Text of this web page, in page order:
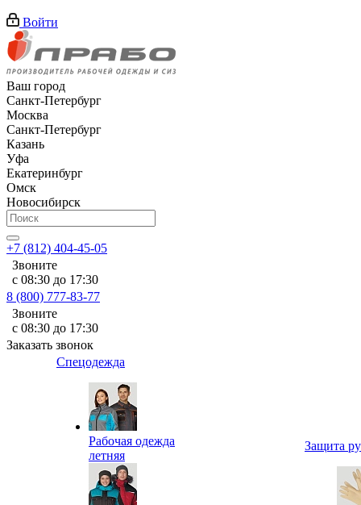
Войти
Ваш город
Санкт-Петербург
Москва
Санкт-Петербург
Казань
Уфа
Екатеринбург
Омск
Новосибирск
+7 (812) 404-45-05
Звоните
с 08:30 до 17:30
8 (800) 777-83-77
Звоните
с 08:30 до 17:30
Заказать звонок
Спецодежда
Рабочая одежда
летняя
Защита